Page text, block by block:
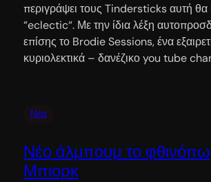
περιγράψει τους Tindersticks αυτή θα
“eclectic“. Με την ίδια λέξη
επίσης το Brodie Sessions, ένα
κυριολεκτικά – δανέζικο you tube
Νέα
Νέο άλμπουμ το
Μπιορκ